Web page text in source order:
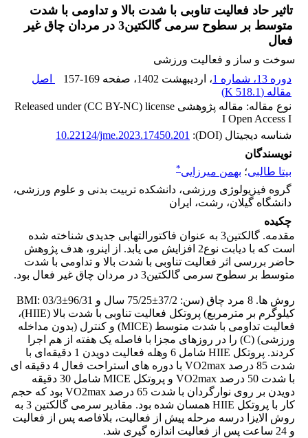
تاثیر حاد فعالیت تناوبی با شدت بالا و تداومی با شدت
متوسط بر سطوح سرمی گالکتین3 در مردان چاق غیر
فعال
سوخت و ساز و فعالیت ورزشی
دوره 13، شماره 1
، اردیبهشت 1402 ، صفحه 157-169
اصل
مقاله (518.1 K
)
نوع مقاله: مقاله پژوهشی Released under (CC BY-NC) license
I Open Access I
شناسه دیجیتال (DOI):
10.22124/jme.2023.17450.201
نویسندگان
بیتا طالبی؛ بهمن میرزایی*
گروه فیزیولوژی ورزشی، دانشکده تربیت بدنی و علوم ورزشی،
دانشگاه گیلان، رشت، ایران
چکیده
مقدمه. گالکتین3 به عنوان فاکتورالتهابی جدیدی شناخته شده
است که با دیابت نوع2 افزایش می یابد. از اینرو، هدف پژوهش
حاضر بررسی اثر فعالیت تناوبی با شدت بالا و تداومی با شدت
متوسط بر سطوح سرمی گالکتین3 در مردان چاق غیر فعال بود.
روش ها. 8 مرد چاق (سن: 37/2±75/25 سال و BMI: 03/3±96/31
کیلوگرم بر مترمربع) پروتکل فعالیت تناوبی با شدت بالا (HIIE)،
فعالیت تداومی با شدت متوسط (MICE) و کنترل (بدون مداخله
ورزشی) (C) را در روزهای مجزا با فاصله یک هفته از هم اجرا
کردند. پروتکل HIIE شامل 6 وهله فعالیت دویدن 1 دقیقه‌ای با
شدت 85 درصد VO2max با دوره های استراحت فعال 4 دقیقه ای
با شدت 50 درصد VO2max و پروتکل MICE شامل 30 دقیقه
دویدن بر روی نوارگردان با شدت 65 درصد VO2max بود که حجم
کار با پروتکل HIIE همسان شده بود. مقادیر سرمی گالکتین 3 به
روش الایزا درسه مرحله پیش از فعالیت، بلافاصه پس از فعالیت
و 24 ساعت پس از فعالیت اندازه گیری شد.